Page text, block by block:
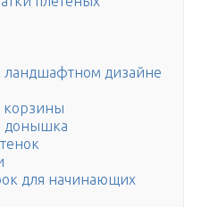
дизайне
корзины
донышка
для начинающих